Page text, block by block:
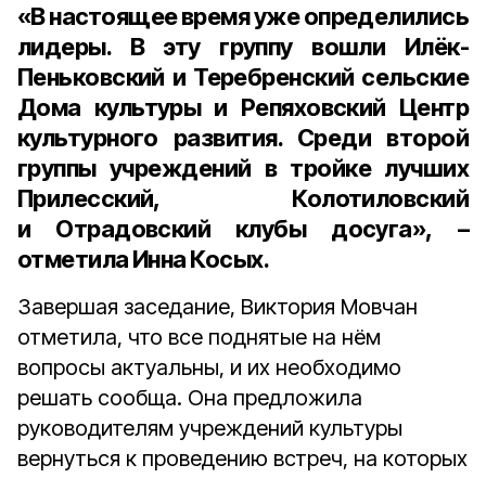
«В настоящее время уже определились
лидеры. В эту группу вошли Илёк-
Пеньковский и Теребренский сельские
Дома культуры и Репяховский Центр
культурного развития. Среди второй
группы учреждений в тройке лучших
Прилесский, Колотиловский
и Отрадовский клубы досуга», –
отметила Инна Косых.
Завершая заседание, Виктория Мовчан
отметила, что все поднятые на нём
вопросы актуальны, и их необходимо
решать сообща. Она предложила
руководителям учреждений культуры
вернуться к проведению встреч, на которых